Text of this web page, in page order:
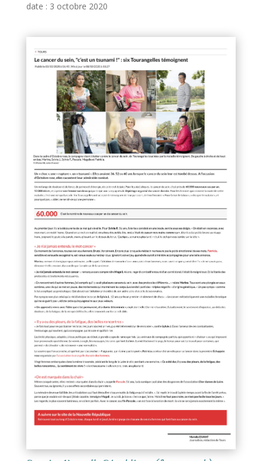
date : 3 octobre 2020